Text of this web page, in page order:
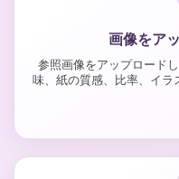
画像をア
参照画像をアップロード
味、紙の質感、比率、イラ